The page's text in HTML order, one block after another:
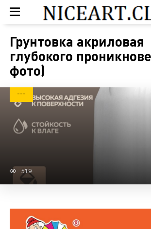
Грунтовка акриловая
глубокого
фото)
---
519